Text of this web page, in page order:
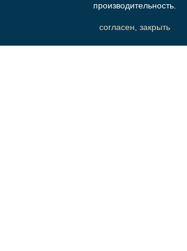
производительность.
согласен, закрыть